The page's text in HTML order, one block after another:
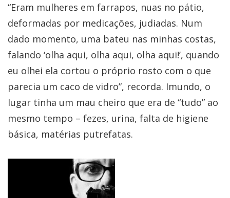
“Eram mulheres em farrapos, nuas no pátio,
deformadas por medicações, judiadas. Num
dado momento, uma bateu nas minhas costas,
falando ‘olha aqui, olha aqui, olha aqui!’, quando
eu olhei ela cortou o próprio rosto com o que
parecia um caco de vidro”, recorda. Imundo, o
lugar tinha um mau cheiro que era de “tudo” ao
mesmo tempo – fezes, urina, falta de higiene
básica, matérias putrefatas.